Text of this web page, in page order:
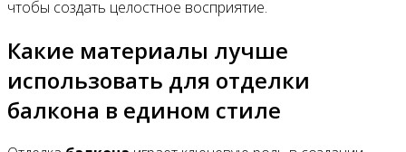
чтобы создать целостное восприятие.
Какие материалы лучше
использовать для отделки
балкона в едином стиле